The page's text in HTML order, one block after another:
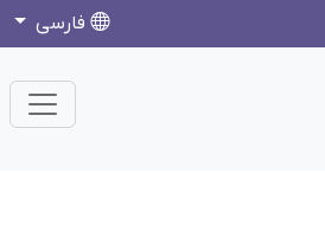
فارسی